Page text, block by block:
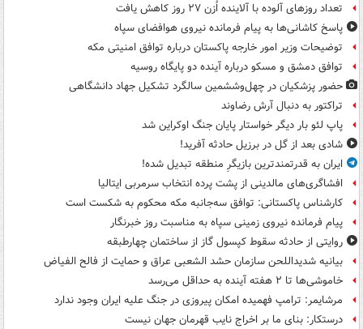
تعداد روزهای آلوده با آلاینده اُزن ۲۷ روز کاهش یافت
پاسخ کاشانی‌ها به پیام فرمانده نیروی هوافضای سپاه
توضیحات وزیر امور خارجه پاکستان درباره توافق امنیتی مکه
توافق دمشق و مسکو درباره آینده دو پایگاه روسیه
حضور پزشکیان در چهل‌وششمین سالگرد تشکیل جهاد دانشگاهی
تراکتور به دنبال آرش رضاوند
پاپ لئو بار دیگر خواستار پایان جنگ اوکراین شد
شادی بعد از گل در برزیل حادثه آفرید!
ایران به قدرتمندترین بازیگرِ منطقه تبدیل شده!
افشاگری‌های مالدینی از پشت پرده انتخاب سرمربی ایتالیا
کارشناس پاکستانی: توافق سه‌جانبه مکه محکوم به شکست است
پیام فرمانده نیروی زمینی سپاه به مناسبت روز خبرنگار
روایتی از حادثه سقوط کپسول گاز از ساختمان چهارطبقه
بیانیه شدیداللحن سازمان حشد الشعبی عراق و حمایت از فالح الفیاض
خاموشی‌ها تا ۲ هفته آینده به حداقل می‌رسد
مرشایمر: ترامپ فهمیده امکان پیروزی در جنگ علیه ایران وجود ندارد
درستکار: بنای ما بر اخراج نایب قهرمان جهان نیست